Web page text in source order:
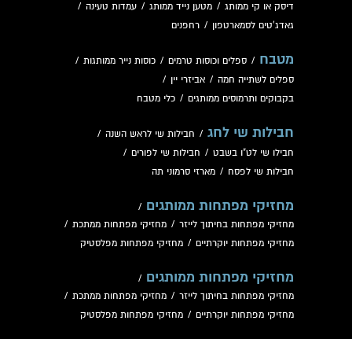
דיסק או קי ממותג / מטען נייד ממותג / עמדות טעינה /
גאדג'טים לסמארטפון / רחפנים
מטבח / ספלים וכוסות טרמים / כוסות נייר ממותגות /
ספלים לשתייה חמה / אביזרי יין /
בקבוקים ותרמוסים ממותגים / כלי מטבח
חבילות שי לחג / חבילות שי לראש השנה /
חבילו שי לט"ו בשבט / חבילות שי לפורים /
חבילות שי לפסח / מארזי סרמוני תה
מחזיקי מפתחות ממותגים /
מחזיקי מפתחות בחיתוך לייזר / מחזיקי מפתחות ממתכת /
מחזיקי מפתחות יוקרתיים / מחזיקי מפתחות מפלסטיק
מחזיקי מפתחות ממותגים /
מחזיקי מפתחות בחיתוך לייזר / מחזיקי מפתחות ממתכת /
מחזיקי מפתחות יוקרתיים / מחזיקי מפתחות מפלסטיק